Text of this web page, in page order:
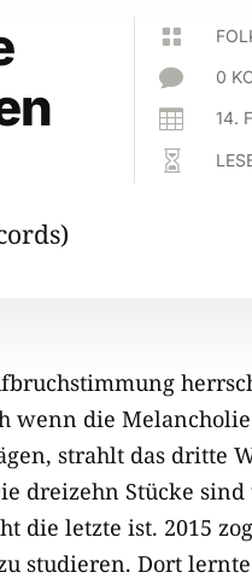

 0
 14.

wenn die
strahlt das dritte
dreizehn Stücke
letzte ist. 2015
studieren. Dort